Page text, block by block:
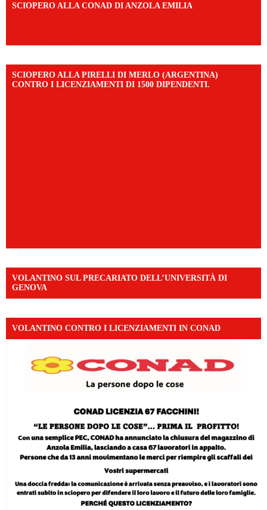
SCIOPERO ALLA CONAD DI ANZOLA EMILIA
SCIOPERO ALLA PIRELLI DI MERLO (ARGENTINA)
CONTRO I LICENZIAMENTI DI 1500 DIPENDENTI.
VOLANTINO SUL PRECARIATO DELL’UNIVERSITÀ DI
GENOVA
VOLANTINO CONTRO I LICENZIAMENTI IN CONAD